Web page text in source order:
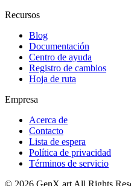
Recursos
Blog
Documentación
Centro de ayuda
Registro de cambios
Hoja de ruta
Empresa
Acerca de
Contacto
Lista de espera
Política de privacidad
Términos de servicio
© 2026 GenX.art All Rights